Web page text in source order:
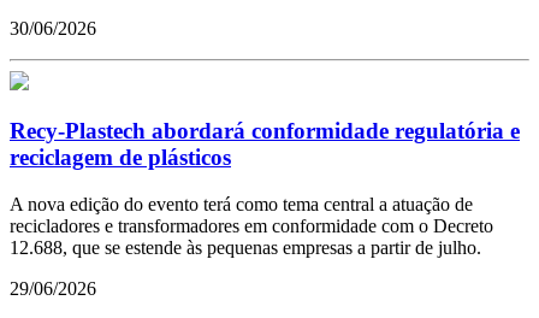
30/06/2026
Recy-Plastech abordará conformidade regulatória e
reciclagem de plásticos
A nova edição do evento terá como tema central a atuação de
recicladores e transformadores em conformidade com o Decreto
12.688, que se estende às pequenas empresas a partir de julho.
29/06/2026